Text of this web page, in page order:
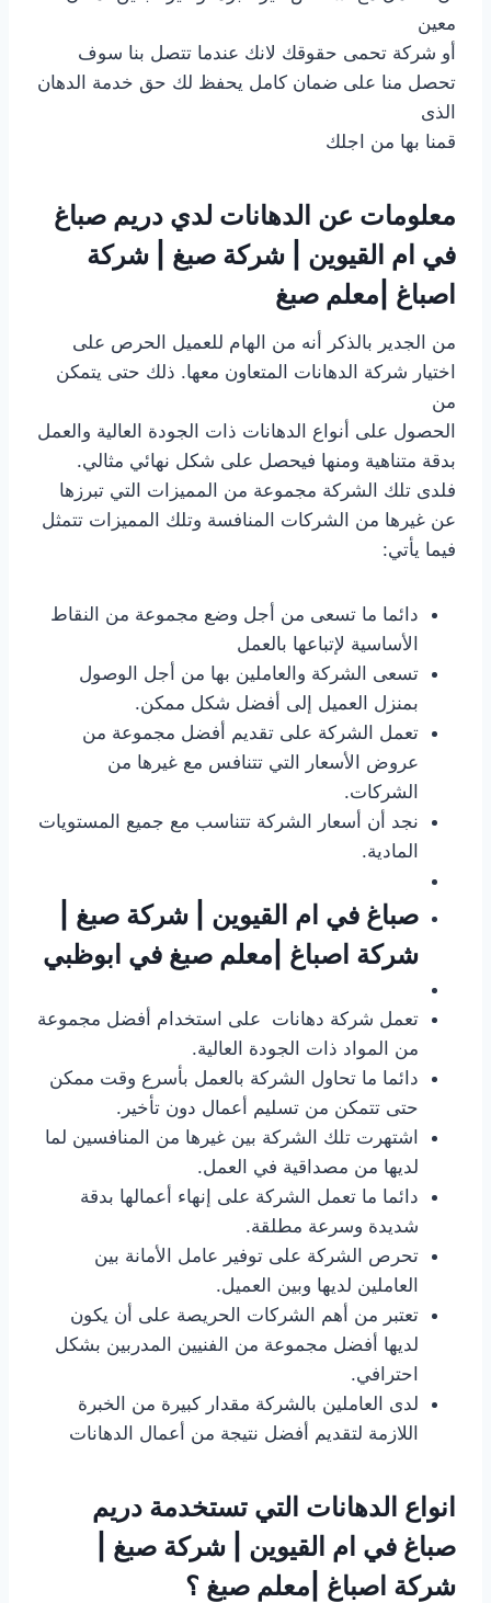
معين
أو شركة تحمى حقوقك لانك عندما تتصل بنا سوف
تحصل منا على ضمان كامل يحفظ لك حق خدمة الدهان
الذى
قمنا بها من اجلك
معلومات عن الدهانات لدي دريم صباغ
في ام القيوين | شركة صبغ | شركة
اصباغ |معلم صبغ
من الجدير بالذكر أنه من الهام للعميل الحرص على
اختيار شركة الدهانات المتعاون معها. ذلك حتى يتمكن
من
الحصول على أنواع الدهانات ذات الجودة العالية والعمل
بدقة متناهية ومنها فيحصل على شكل نهائي مثالي.
فلدى تلك الشركة مجموعة من المميزات التي تبرزها
عن غيرها من الشركات المنافسة وتلك المميزات تتمثل
فيما يأتي:
دائما ما تسعى من أجل وضع مجموعة من النقاط
الأساسية لإتباعها بالعمل
تسعى الشركة والعاملين بها من أجل الوصول
بمنزل العميل إلى أفضل شكل ممكن.
تعمل الشركة على تقديم أفضل مجموعة من
عروض الأسعار التي تتنافس مع غيرها من
الشركات.
نجد أن أسعار الشركة تتناسب مع جميع المستويات
المادية.
صباغ في ام القيوين | شركة صبغ |
شركة اصباغ |معلم صبغ في ابوظبي
تعمل شركة دهانات على استخدام أفضل مجموعة
من المواد ذات الجودة العالية.
دائما ما تحاول الشركة بالعمل بأسرع وقت ممكن
حتى تتمكن من تسليم أعمال دون تأخير.
اشتهرت تلك الشركة بين غيرها من المنافسين لما
لديها من مصداقية في العمل.
دائما ما تعمل الشركة على إنهاء أعمالها بدقة
شديدة وسرعة مطلقة.
تحرص الشركة على توفير عامل الأمانة بين
العاملين لديها وبين العميل.
تعتبر من أهم الشركات الحريصة على أن يكون
لديها أفضل مجموعة من الفنيين المدربين بشكل
احترافي.
لدى العاملين بالشركة مقدار كبيرة من الخبرة
اللازمة لتقديم أفضل نتيجة من أعمال الدهانات
انواع الدهانات التي تستخدمة دريم
صباغ في ام القيوين | شركة صبغ |
شركة اصباغ |معلم صبغ ؟